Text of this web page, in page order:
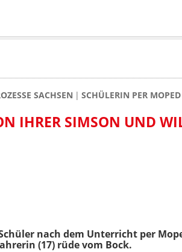
SACHSEN SCHÜLERIN PER
IHRER SIMSON UND
nach dem Unterricht per
(17) rüde vom Bock.